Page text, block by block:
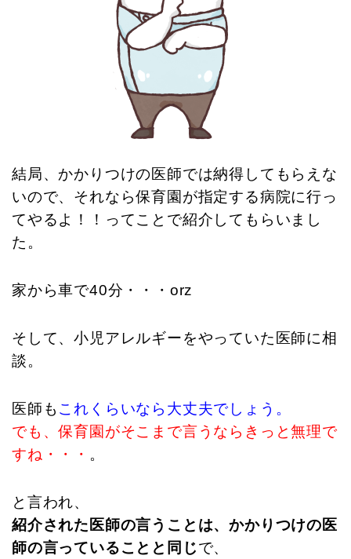
結局、かかりつけの医師では納得してもらえな
いので、それなら保育園が指定する病院に行っ
てやるよ！！ってことで紹介してもらいまし
た。
家から車で40分・・・orz
そして、小児アレルギーをやっていた医師に相
談。
医師も これくらいなら大丈夫でしょう。
でも、保育園がそこまで言うならきっと無理で
すね・・・ 。
と言われ、
紹介された医師の言うことは、かかりつけの医
師の言っていることと同じで、